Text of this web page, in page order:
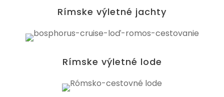
Rímske výletné jachty
Rímske výletné lode